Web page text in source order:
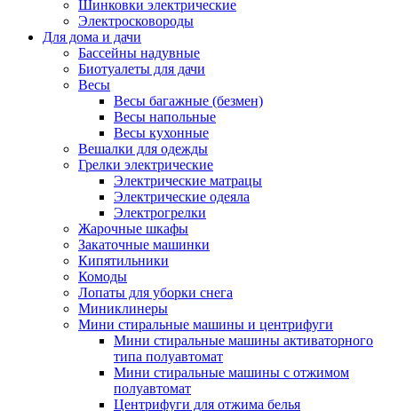
Шинковки электрические
Электросковороды
Для дома и дачи
Бассейны надувные
Биотуалеты для дачи
Весы
Весы багажные (безмен)
Весы напольные
Весы кухонные
Вешалки для одежды
Грелки электрические
Электрические матрацы
Электрические одеяла
Электрогрелки
Жарочные шкафы
Закаточные машинки
Кипятильники
Комоды
Лопаты для уборки снега
Миниклинеры
Мини стиральные машины и центрифуги
Мини стиральные машины активаторного
типа полуавтомат
Мини стиральные машины с отжимом
полуавтомат
Центрифуги для отжима белья